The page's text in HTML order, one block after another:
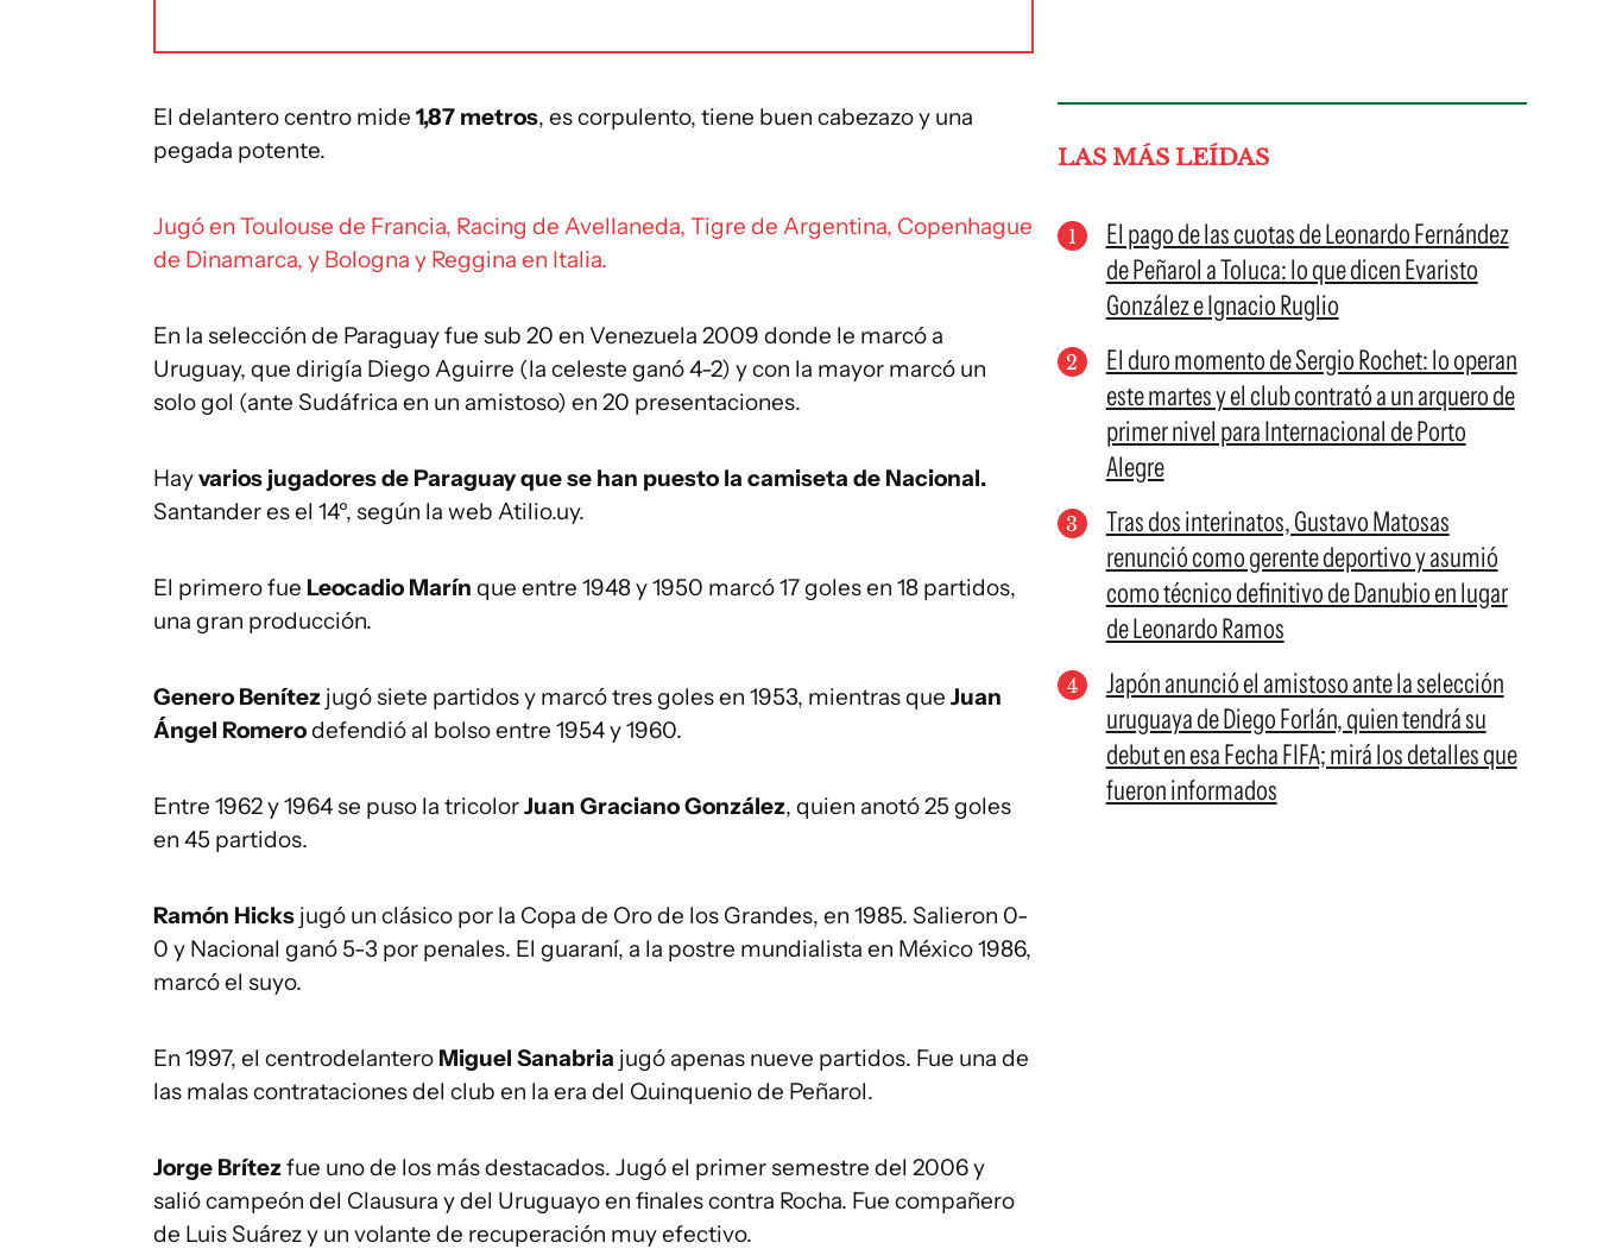
El delantero centro mide 1,87 metros, es corpulento, tiene buen cabezazo y una
pegada potente.
Jugó en Toulouse de Francia, Racing de Avellaneda, Tigre de Argentina, Copenhague
de Dinamarca, y Bologna y Reggina en Italia.
En la selección de Paraguay fue sub 20 en Venezuela 2009 donde le marcó a
Uruguay, que dirigía Diego Aguirre (la celeste ganó 4-2) y con la mayor marcó un
solo gol (ante Sudáfrica en un amistoso) en 20 presentaciones.
Hayvarios jugadores de Paraguay que se han puesto la camiseta de Nacional.
Santander es el 14º, según la web Atilio.uy.
El primero fue Leocadio Marín que entre 1948 y 1950 marcó 17 goles en 18 partidos,
una gran producción.
Genero Benítez jugó siete partidos y marcó tres goles en 1953, mientras que Juan
Ángel Romerodefendió al bolso entre 1954 y 1960.
Entre 1962 y 1964 se puso la tricolorJuan Graciano González, quien anotó 25 goles
en 45 partidos.
Ramón Hicks jugó un clásico por la Copa de Oro de los Grandes, en 1985. Salieron 0-
0 y Nacional ganó 5-3 por penales. El guaraní, a la postre mundialista en México 1986,
marcó el suyo.
En 1997, el centrodelantero Miguel Sanabria jugó apenas nueve partidos. Fue una de
las malas contrataciones del club en la era del Quinquenio de Peñarol.
Jorge Brítezfue uno de los más destacados. Jugó el primer semestre del 2006 y
salió campeón del Clausura y del Uruguayo en finales contra Rocha. Fue compañero
de Luis Suárez y un volante de recuperación muy efectivo.
LAS MÁS LEÍDAS
El pago de las cuotas de Leonardo Fernández
de Peñarol a Toluca: lo que dicen Evaristo
González e Ignacio Ruglio
El duro momento de Sergio Rochet: lo operan
este martes y el club contrató a un arquero de
primer nivel para Internacional de Porto
Alegre
Tras dos interinatos, Gustavo Matosas
renunció como gerente deportivo y asumió
como técnico definitivo de Danubio en lugar
de Leonardo Ramos
Japón anunció el amistoso ante la selección
uruguaya de Diego Forlán, quien tendrá su
debut en esa Fecha FIFA; mirá los detalles que
fueron informados